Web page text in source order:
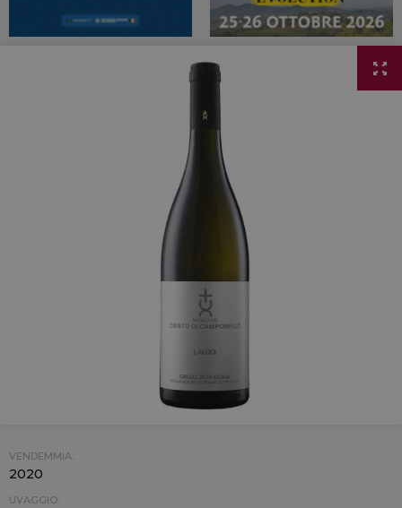
VENDEMMIA:
2020
UVAGGIO: